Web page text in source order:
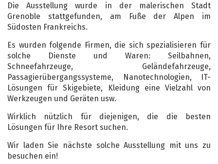
Die Ausstellung wurde in der malerischen Stadt
Grenoble stattgefunden, am Fuße der Alpen im
Südosten Frankreichs.
Es wurden folgende Firmen, die sich spezialisieren für
solche Dienste und Waren: Seilbahnen,
Schneefahrzeuge, Geländefahrzeuge,
Passagierübergangssysteme, Nanotechnologien, IT-
Lösungen für Skigebiete, Kleidung eine Vielzahl von
Werkzeugen und Geräten usw.
Wirklich nützlich für diejenigen, die die besten
Lösungen für Ihre Resort suchen.
Wir laden Sie nächste solche Ausstellung mit uns zu
besuchen ein!